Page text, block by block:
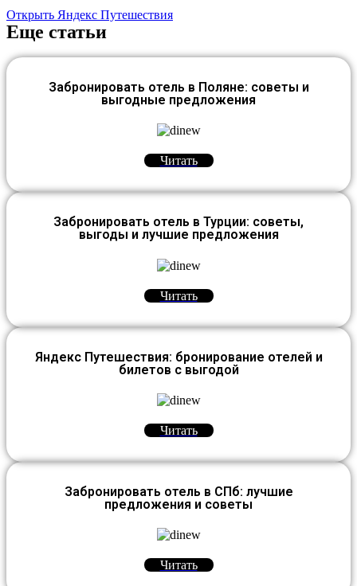
Открыть Яндекс Путешествия
Еще статьи
Забронировать отель в Поляне: советы и
выгодные предложения
Читать
Забронировать отель в Турции: советы,
выгоды и лучшие предложения
Читать
Яндекс Путешествия: бронирование отелей и
билетов с выгодой
Читать
Забронировать отель в СПб: лучшие
предложения и советы
Читать